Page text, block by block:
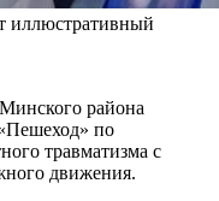
иллюстративный
района
по
травматизма с
движения.